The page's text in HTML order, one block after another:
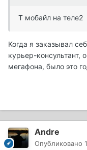
Т мобайл на теле2
Когда я заказывал
курьер-консультант,
мегафона, было это
Andre
Опубликовано